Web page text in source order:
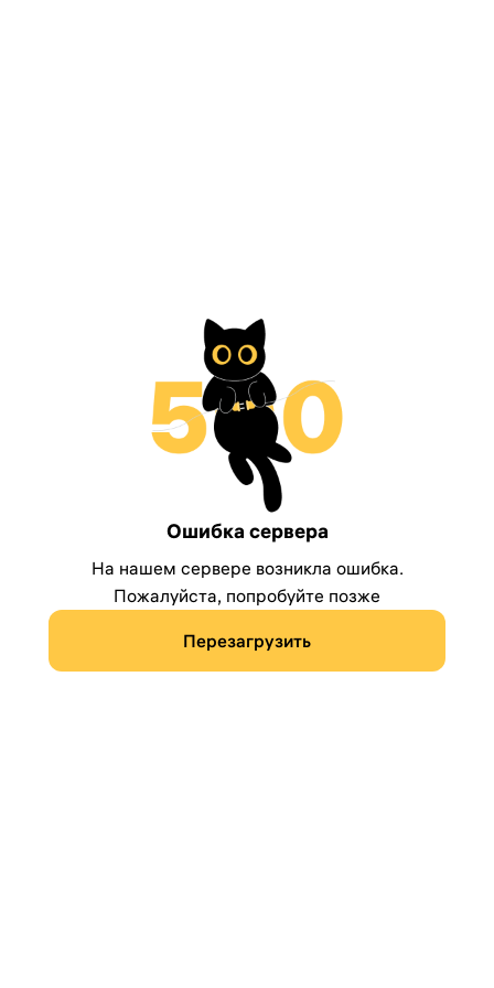
Ошибка сервера
На нашем сервере возникла ошибка.
Пожалуйста, попробуйте позже
Перезагрузить